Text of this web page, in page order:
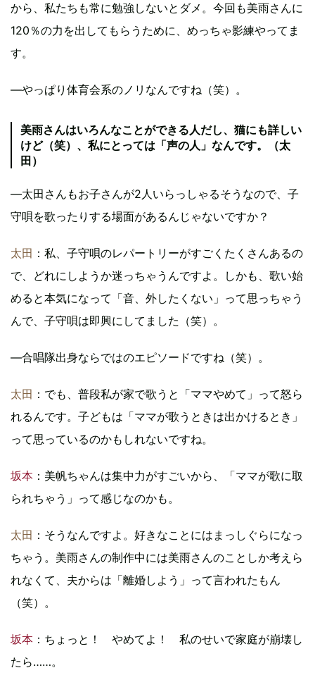
から、私たちも常に勉強しないとダメ。今回も美雨さんに
120％の力を出してもらうために、めっちゃ影練やってま
す。
―やっぱり体育会系のノリなんですね（笑）。
美雨さんはいろんなことができる人だし、猫にも詳しい
けど（笑）、私にとっては「声の人」なんです。（太
田）
―太田さんもお子さんが2人いらっしゃるそうなので、子
守唄を歌ったりする場面があるんじゃないですか？
太田 ：私、子守唄のレパートリーがすごくたくさんあるの
で、どれにしようか迷っちゃうんですよ。しかも、歌い始
めると本気になって「音、外したくない」って思っちゃう
んで、子守唄は即興にしてました（笑）。
―合唱隊出身ならではのエピソードですね（笑）。
太田 ：でも、普段私が家で歌うと「ママやめて」って怒ら
れるんです。子どもは「ママが歌うときは出かけるとき」
って思っているのかもしれないですね。
坂本 ：美帆ちゃんは集中力がすごいから、「ママが歌に取
られちゃう」って感じなのかも。
太田 ：そうなんですよ。好きなことにはまっしぐらになっ
ちゃう。美雨さんの制作中には美雨さんのことしか考えら
れなくて、夫からは「離婚しよう」って言われたもん
（笑）。
坂本 ：ちょっと！ やめてよ！ 私のせいで家庭が崩壊し
たら……。